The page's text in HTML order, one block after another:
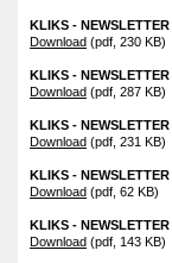
KLIKS -
Download (pdf, 230 KB)
KLIKS -
Download (pdf, 287 KB)
KLIKS -
Download (pdf, 231 KB)
KLIKS -
Download (pdf, 62 KB)
KLIKS -
Download (pdf, 143 KB)